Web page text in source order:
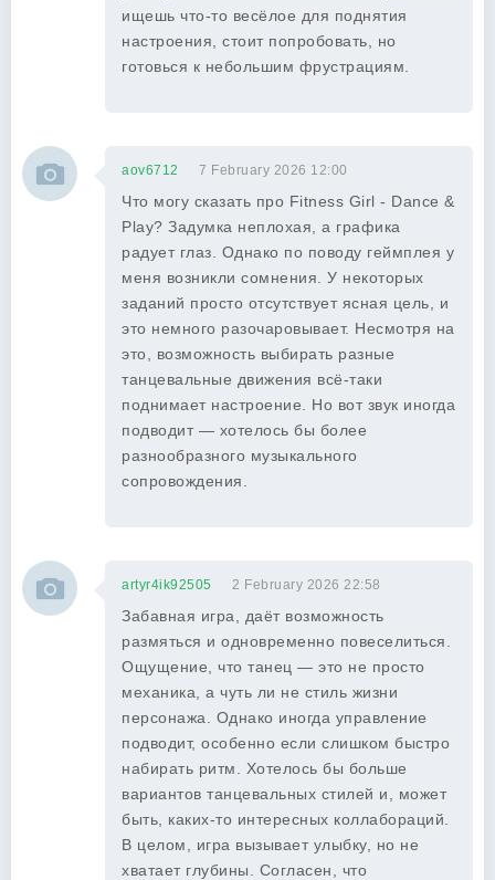
ищешь что-то весёлое для поднятия
настроения, стоит попробовать, но
готовься к небольшим фрустрациям.
aov6712 7 February 2026 12:00
Что могу сказать про Fitness Girl - Dance &
Play? Задумка неплохая, а графика
радует глаз. Однако по поводу геймплея у
меня возникли сомнения. У некоторых
заданий просто отсутствует ясная цель, и
это немного разочаровывает. Несмотря на
это, возможность выбирать разные
танцевальные движения всё-таки
поднимает настроение. Но вот звук иногда
подводит — хотелось бы более
разнообразного музыкального
сопровождения.
artyr4ik92505 2 February 2026 22:58
Забавная игра, даёт возможность
размяться и одновременно повеселиться.
Ощущение, что танец — это не просто
механика, а чуть ли не стиль жизни
персонажа. Однако иногда управление
подводит, особенно если слишком быстро
набирать ритм. Хотелось бы больше
вариантов танцевальных стилей и, может
быть, каких-то интересных коллабораций.
В целом, игра вызывает улыбку, но не
хватает глубины. Согласен, что